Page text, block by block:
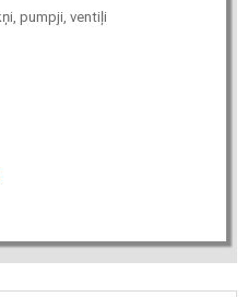
pumpji, ventiļi